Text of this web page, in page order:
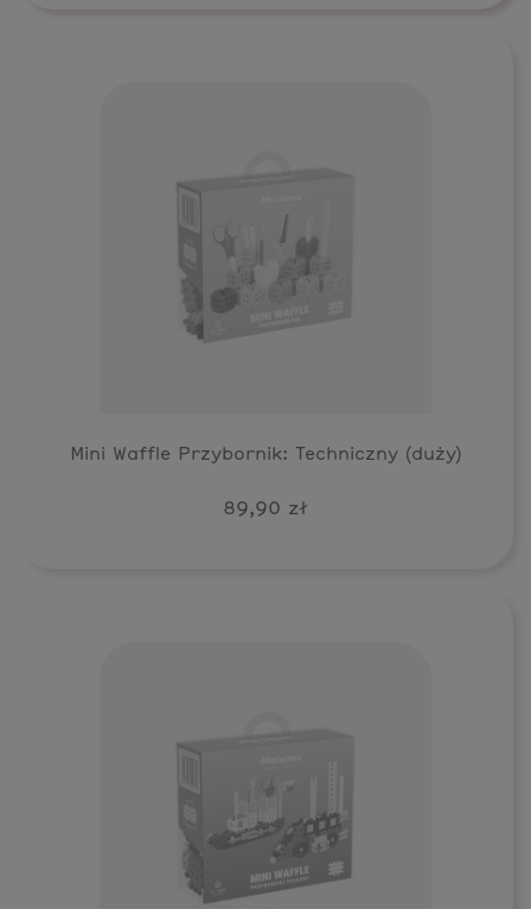
Mini Waffle Przybornik: Techniczny (duży)
89,90 zł